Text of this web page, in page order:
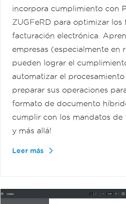
incorpora cumplimiento con
ZUGFeRD para optimizar
facturación electrónica.
empresas (especialmente en
pueden lograr el
automatizar el
preparar sus operaciones
formato de documento
cumplir con los mandatos de
y más allá!
Leer más